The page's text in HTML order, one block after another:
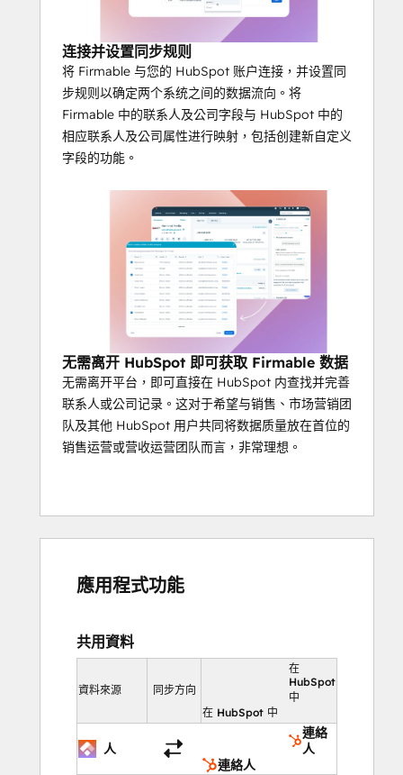
连接并设置同步规则
将 Firmable 与您的 HubSpot 账户连接，并设置同
步规则以确定两个系统之间的数据流向。将
Firmable 中的联系人及公司字段与 HubSpot 中的
相应联系人及公司属性进行映射，包括创建新自定义
字段的功能。
无需离开 HubSpot 即可获取 Firmable 数据
无需离开平台，即可直接在 HubSpot 内查找并完善
联系人或公司记录。这对于希望与销售、市场营销团
队及其他 HubSpot 用户共同将数据质量放在首位的
销售运营或营收运营团队而言，非常理想。
應用程式功能
共用資料
資料來源 同步方向
在
HubSpot
中
在 HubSpot 中
人
連絡
人
連絡人